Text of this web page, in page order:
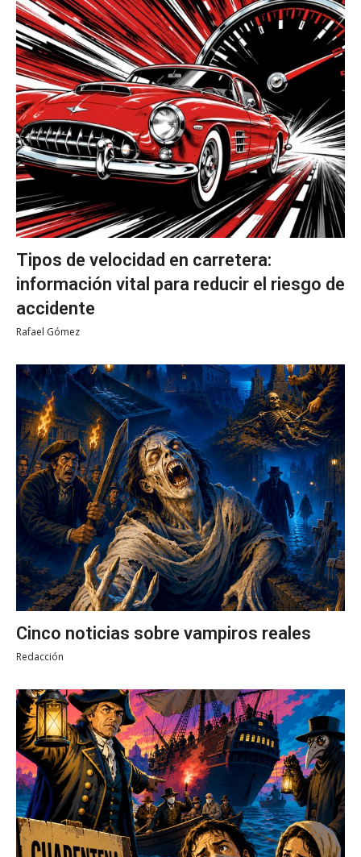
Tipos de velocidad en carretera:
información vital para reducir el riesgo de
accidente
Rafael Gómez
Cinco noticias sobre vampiros reales
Redacción